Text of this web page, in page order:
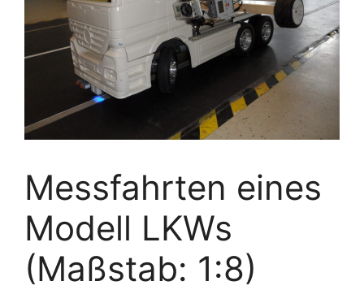
Messfahrten eines
Modell LKWs
(Maßstab: 1:8)